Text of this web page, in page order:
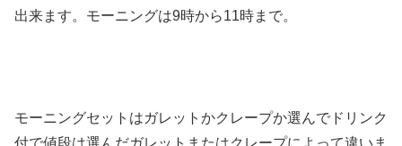
出来ます。モーニングは9時から11時まで。
モーニングセットはガレットかクレープか選んでドリンク
付で値段は選んだガレットまたはクレープによって違いま